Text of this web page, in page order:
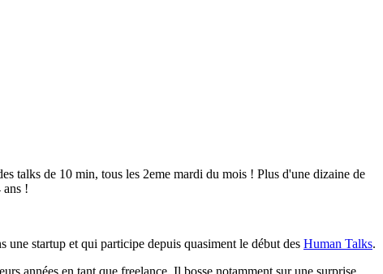
talks de 10 min, tous les 2eme mardi du mois ! Plus d'une dizaine de
ans !
une startup et qui participe depuis quasiment le début des Human Talks.
années en tant que freelance. Il bosse notamment sur une surprise